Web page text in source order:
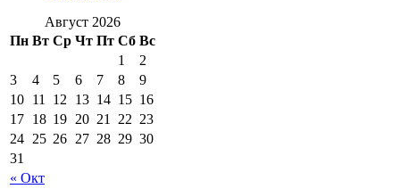
Август 2026
Пн Вт Ср Чт Пт Сб Вс
« Окт
1
2
3
4 5 6 7 8
9
10 11 12 13 14 15 16
17 18 19 20 21 22 23
24 25 26 27 28 29 30
31